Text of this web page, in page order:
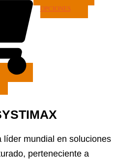
OPCIONES
líder mundial en soluciones
perteneciente a